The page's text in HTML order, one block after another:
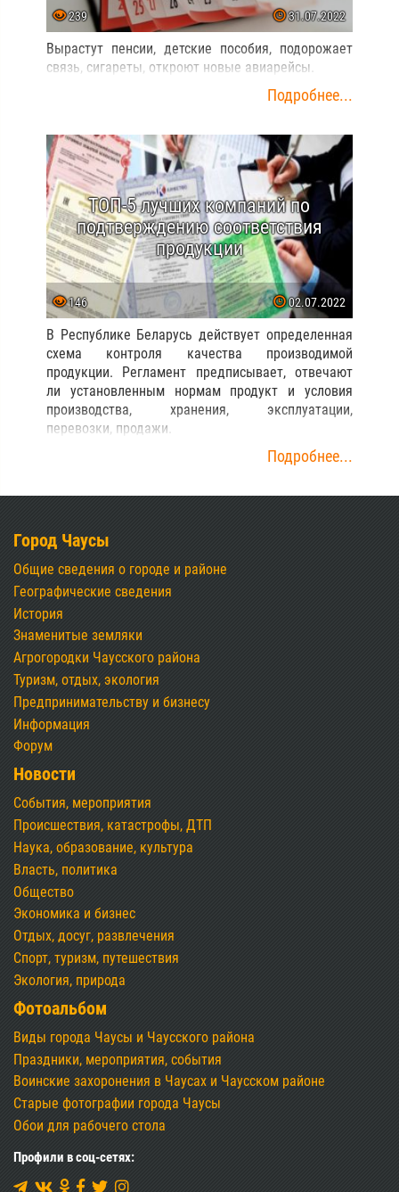
239 31.07.2022
Вырастут пенсии, детские пособия, подорожает
связь, сигареты, откроют новые авиарейсы.
Подробнее...
ТОП-5 лучших компаний по
подтверждению соответствия
продукции
146 02.07.2022
В Республике Беларусь действует определенная
схема контроля качества производимой
продукции. Регламент предписывает, отвечают
ли установленным нормам продукт и условия
производства, хранения, эксплуатации,
перевозки, продажи.
Подробнее...
Город Чаусы
Общие сведения о городе и районе
Географические сведения
История
Знаменитые земляки
Агрогородки Чаусского района
Туризм, отдых, экология
Предпринимательству и бизнесу
Информация
Форум
Новости
События, мероприятия
Происшествия, катастрофы, ДТП
Наука, образование, культура
Власть, политика
Общество
Экономика и бизнес
Отдых, досуг, развлечения
Спорт, туризм, путешествия
Экология, природа
Фотоальбом
Виды города Чаусы и Чаусского района
Праздники, мероприятия, события
Воинские захоронения в Чаусах и Чаусском районе
Старые фотографии города Чаусы
Обои для рабочего стола
Профили в соц-сетях: